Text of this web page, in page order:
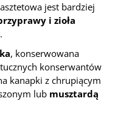
jest bardziej
i zioła
, konserwowana
konserwantów
kanapki z chrupiącym
lub musztardą